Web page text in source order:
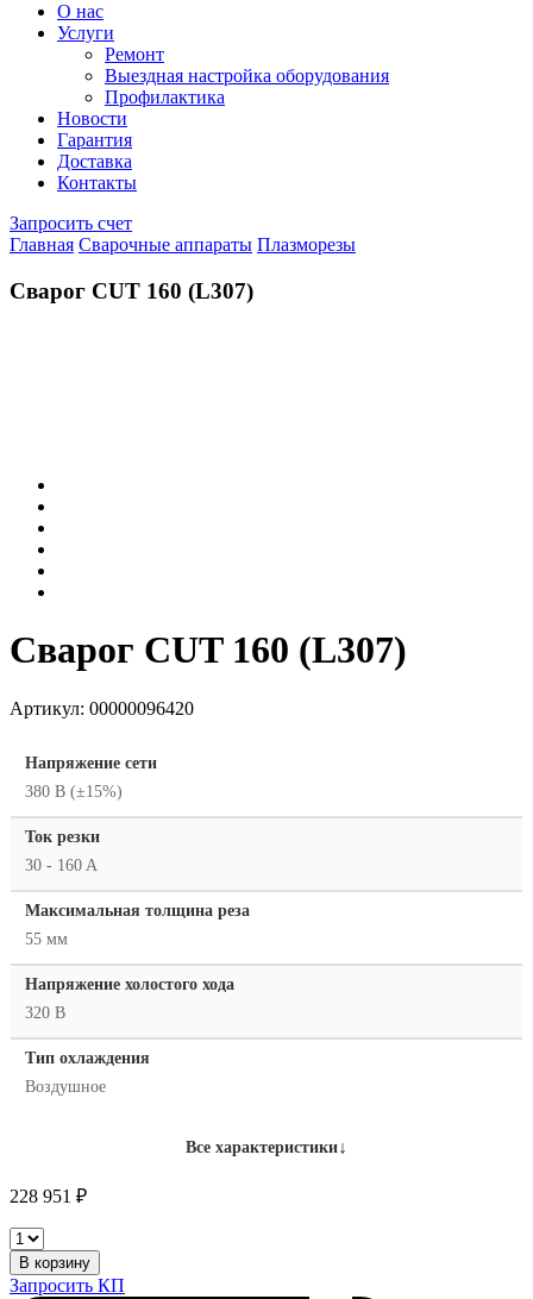
О нас
Услуги
Ремонт
Выездная настройка оборудования
Профилактика
Новости
Гарантия
Доставка
Контакты
Запросить счет
Главная Сварочные аппараты Плазморезы
Сварог CUT 160 (L307)
Сварог CUT 160 (L307)
Артикул: 00000096420
Напряжение сети
380 В (±15%)
Ток резки
30 - 160 A
Максимальная толщина реза
55 мм
Напряжение холостого хода
320 В
Тип охлаждения
Воздушное
Все характеристики↓
228 951 ₽
Сварог
CUT
160
В корзину
Запросить КП